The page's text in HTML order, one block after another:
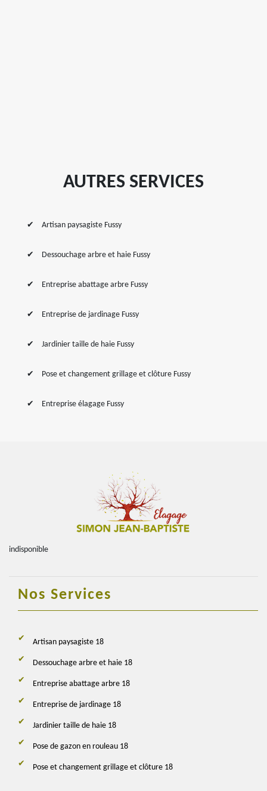
AUTRES SERVICES
Artisan paysagiste Fussy
Dessouchage arbre et haie Fussy
Entreprise abattage arbre Fussy
Entreprise de jardinage Fussy
Jardinier taille de haie Fussy
Pose et changement grillage et clôture Fussy
Entreprise élagage Fussy
indisponible
Nos Services
Artisan paysagiste 18
Dessouchage arbre et haie 18
Entreprise abattage arbre 18
Entreprise de jardinage 18
Jardinier taille de haie 18
Pose de gazon en rouleau 18
Pose et changement grillage et clôture 18